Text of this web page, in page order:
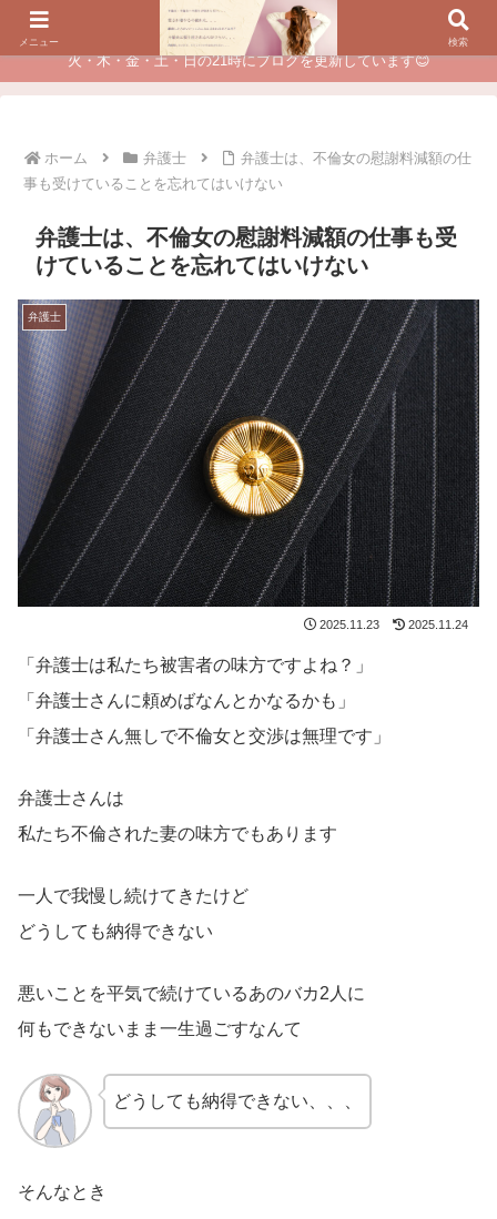
夫に不倫されたつらい経験が、あなたのチャンスに変わるカウンセリング
火・木・金・土・日の21時にブログを更新しています😊
ホーム 弁護士
弁護士は、不倫女の慰謝料減額の仕
事も受けていることを忘れてはいけない
弁護士は、不倫女の慰謝料減額の仕事も受
けていることを忘れてはいけない
弁護士
2025.11.23 2025.11.24
「弁護士は私たち被害者の味方ですよね？」
「弁護士さんに頼めばなんとかなるかも」
「弁護士さん無しで不倫女と交渉は無理です」
弁護士さんは
私たち不倫された妻の味方でもあります
一人で我慢し続けてきたけど
どうしても納得できない
悪いことを平気で続けているあのバカ2人に
何もできないまま一生過ごすなんて
どうしても納得できない、、、
そんなとき
メニュー 検索